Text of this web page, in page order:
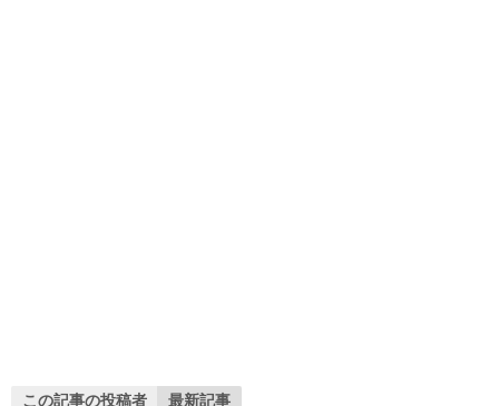
この記事の投稿者 最新記事